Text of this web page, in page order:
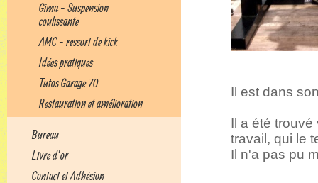
Gima - Suspension
coulissante
AMC - ressort de kick
Idées pratiques
Tutos Garage 70
Restauration et amélioration
Bureau
Livre d’or
Contact et Adhésion
Il est dans
Il a été
travail, qui le
Il n'a pas pu